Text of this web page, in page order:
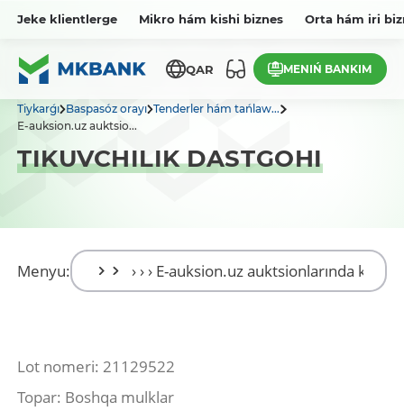
Jeke klientlerge Mikro hám kishi biznes Orta hám iri
QAR MENIŃ BANKIM
Tiykarǵı Baspasóz orayı Tenderler hám tańlaw...
E-auksion.uz auktsio...
TIKUVCHILIK DASTGOHI
Menyu:
Lot nomeri: 21129522
Topar: Boshqa mulklar